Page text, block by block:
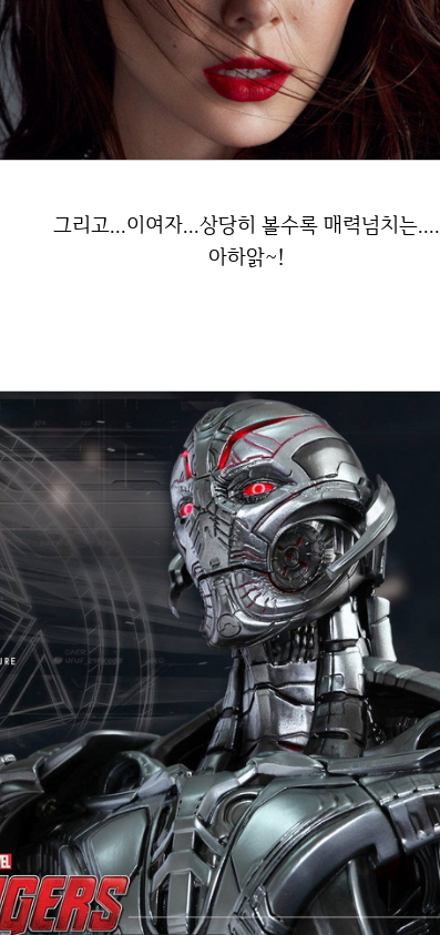
그리고...이여자...상당히 볼수록 매력넘치는....
아하앍~!